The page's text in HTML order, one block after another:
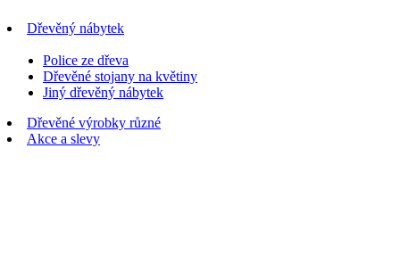
Dřevěný nábytek
Police ze dřeva
Dřevěné stojany na květiny
Jiný dřevěný nábytek
Dřevěné výrobky různé
Akce a slevy